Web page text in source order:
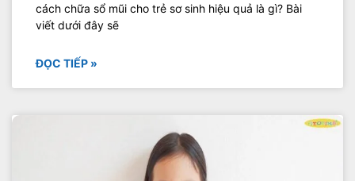
cách chữa sổ mũi cho trẻ sơ sinh hiệu quả là gì? Bài
viết dưới đây sẽ
ĐỌC TIẾP »